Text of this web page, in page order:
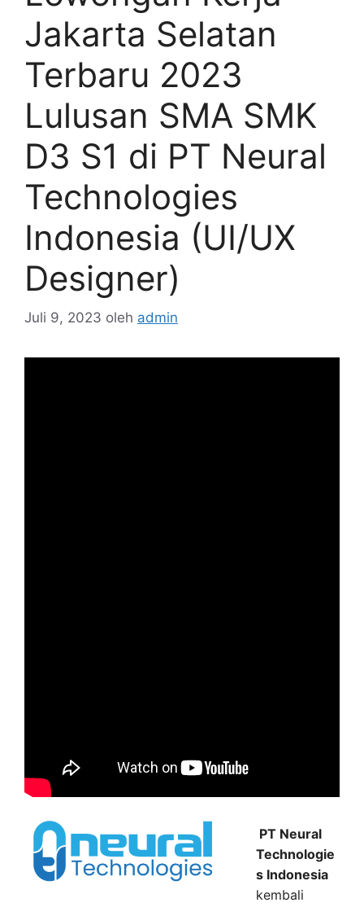
Jakarta Selatan
Terbaru 2023
Lulusan SMA SMK
D3 S1 di PT Neural
Technologies
Indonesia (UI/UX
Designer)
Juli 9, 2023 oleh admin
PT Neural
Technologie
s Indonesia
kembali